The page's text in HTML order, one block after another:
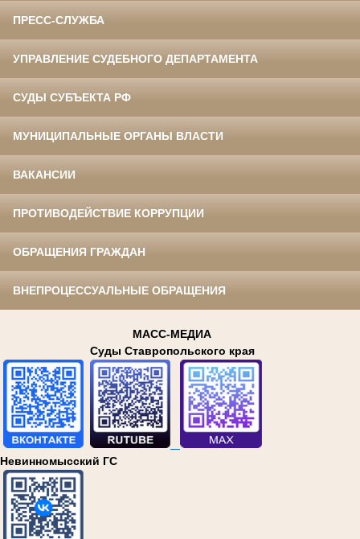
ПРЕСС-СЛУЖБА
УПРАВЛЕНИЕ СУДЕБНОГО ДЕПАРТАМЕНТА
СУДЫ СУБЪЕКТА РФ
МУНИЦИПАЛЬНЫЕ ОРГАНЫ ВЛАСТИ
ВАКАНСИИ
ПРОТИВОДЕЙСТВИЕ КОРРУПЦИИ
ОБРАЩЕНИЯ ГРАЖДАН
ВНЕПРОЦЕССУАЛЬНЫЕ ОБРАЩЕНИЯ
МАСС-МЕДИА
Суды Ставропольского края
Невинномысский ГС